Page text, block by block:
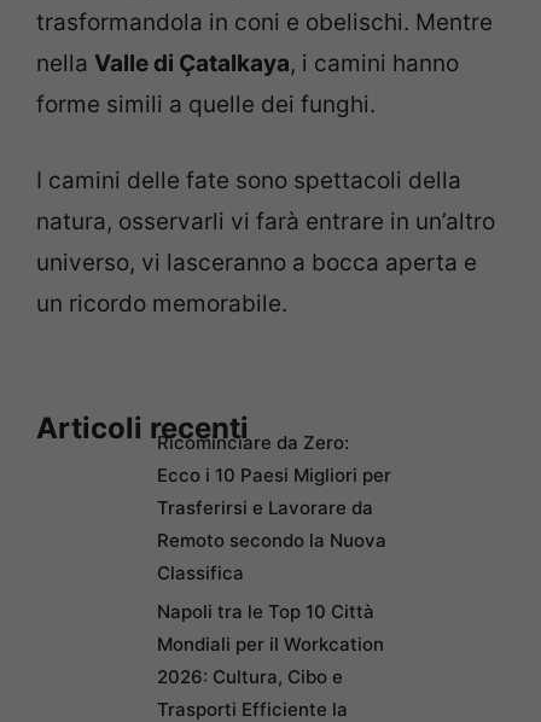
trasformandola in coni e obelischi. Mentre
nella Valle di Çatalkaya, i camini hanno
forme simili a quelle dei funghi.
I camini delle fate sono spettacoli della
natura, osservarli vi farà entrare in un’altro
universo, vi lasceranno a bocca aperta e
un ricordo memorabile.
Articoli recentiRicominciare da Zero:
Ecco i 10 Paesi Migliori per
Trasferirsi e Lavorare da
Remoto secondo la Nuova
Classifica
Napoli tra le Top 10 Città
Mondiali per il Workcation
2026: Cultura, Cibo e
Trasporti Efficiente la